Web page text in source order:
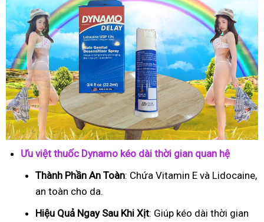
Ưu việt thuốc Dynamo kéo dài thời gian quan hệ
Thành Phần An Toàn: Chứa Vitamin E và Lidocaine,
an toàn cho da.
Hiệu Quả Ngay Sau Khi Xịt: Giúp kéo dài thời gian